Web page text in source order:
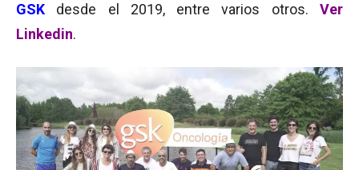
GSK
desde el 2019, entre varios otros.Ver
Linkedin.